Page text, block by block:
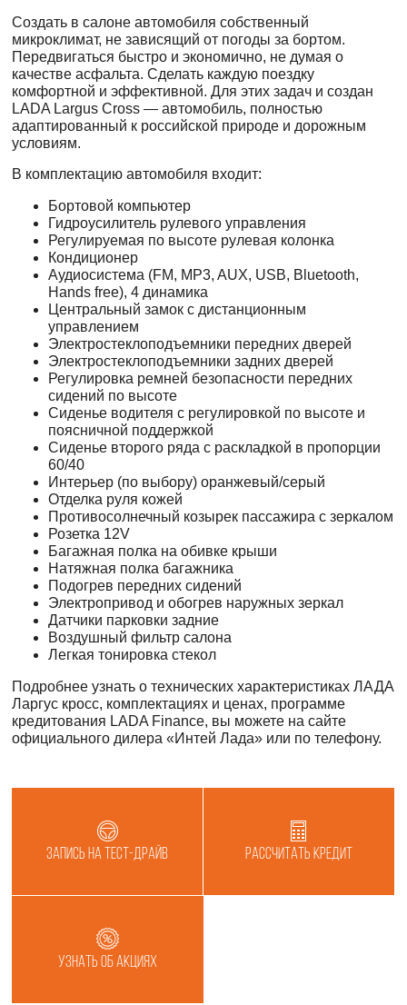
Создать в салоне автомобиля собственный
микроклимат, не зависящий от погоды за бортом.
Передвигаться быстро и экономично, не думая о
качестве асфальта. Сделать каждую поездку
комфортной и эффективной. Для этих задач и создан
LADA Largus Cross — автомобиль, полностью
адаптированный к российской природе и дорожным
условиям.
В комплектацию автомобиля входит:
Бортовой компьютер
Гидроусилитель рулевого управления
Регулируемая по высоте рулевая колонка
Кондиционер
Аудиосистема (FM, MP3, AUX, USB, Bluetooth,
Hands free), 4 динамика
Центральный замок с дистанционным
управлением
Электростеклоподъемники передних дверей
Электростеклоподъемники задних дверей
Регулировка ремней безопасности передних
сидений по высоте
Сиденье водителя с регулировкой по высоте и
поясничной поддержкой
Сиденье второго ряда с раскладкой в пропорции
60/40
Интерьер (по выбору) оранжевый/серый
Отделка руля кожей
Противосолнечный козырек пассажира с зеркалом
Розетка 12V
Багажная полка на обивке крыши
Натяжная полка багажника
Подогрев передних сидений
Электропривод и обогрев наружных зеркал
Датчики парковки задние
Воздушный фильтр салона
Легкая тонировка стекол
Подробнее узнать о технических характеристиках ЛАДА
Ларгус кросс, комплектациях и ценах, программе
кредитования LADA Finance, вы можете на сайте
официального дилера «Интей Лада» или по телефону.
Запись на тест-драйв Рассчитать кредит
Узнать об акциях